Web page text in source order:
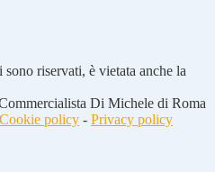
riservati, è vietata anche la
Di Michele di Roma
Cookie policy - Privacy policy